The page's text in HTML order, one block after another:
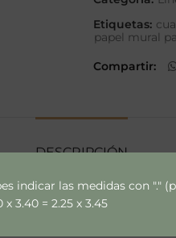
indicar las medidas con "."
3.40 = 2.25 x 3.45
Etiquetas:
papel mural
Compartir
DESCRIPCIÓN